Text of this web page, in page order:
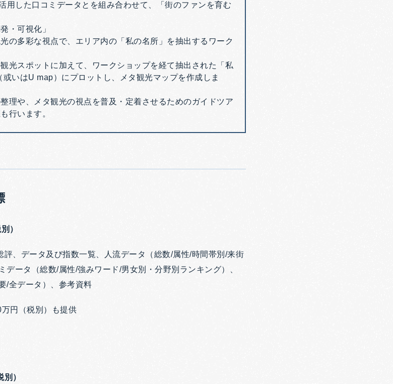
用した口コミデータとを組み合わせて、「街のファンを育む
・可視化」
の多彩な視点で、エリア内の「私の名所」を抽出するワーク
光スポットに加えて、ワークショップを経て抽出された「私
いはU map）にプロットし、メタ観光マップを作成しま
理や、メタ観光の視点を普及・定着させるためのガイドツア
行います。
）
、データ及び指数一覧、人流データ（総数/属性/時間帯別/来街
データ（総数/属性/強みワード/男女別・分野別ランキング）、
/全データ）、参考資料
円（税別）も提供
）